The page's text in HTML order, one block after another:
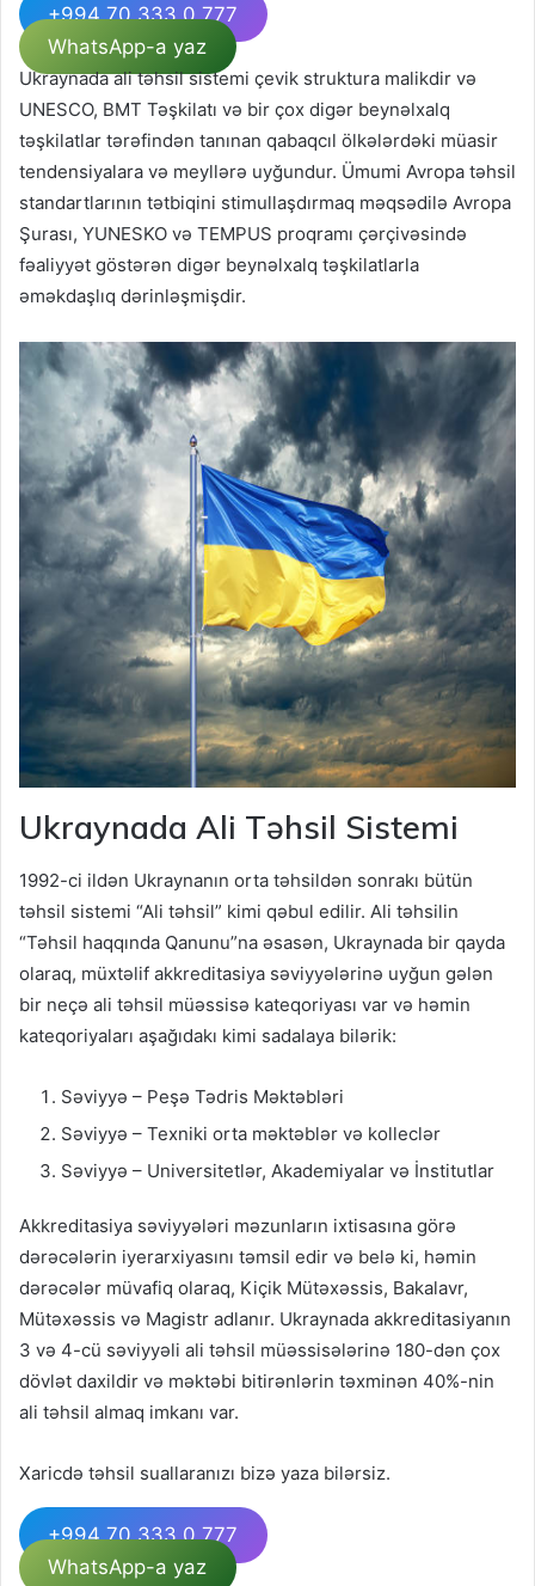
+994 70 333 0 777
WhatsApp-a yaz
Ukraynada ali təhsil sistemi çevik struktura malikdir və
UNESCO, BMT Təşkilatı və bir çox digər beynəlxalq
təşkilatlar tərəfindən tanınan qabaqcıl ölkələrdəki müasir
tendensiyalara və meyllərə uyğundur. Ümumi Avropa təhsil
standartlarının tətbiqini stimullaşdırmaq məqsədilə Avropa
Şurası, YUNESKO və TEMPUS proqramı çərçivəsində
fəaliyyət göstərən digər beynəlxalq təşkilatlarla
əməkdaşlıq dərinləşmişdir.
Ukraynada Ali Təhsil Sistemi
1992-ci ildən Ukraynanın orta təhsildən sonrakı bütün
təhsil sistemi “Ali təhsil” kimi qəbul edilir. Ali təhsilin
“Təhsil haqqında Qanunu”na əsasən, Ukraynada bir qayda
olaraq, müxtəlif akkreditasiya səviyyələrinə uyğun gələn
bir neçə ali təhsil müəssisə kateqoriyası var və həmin
kateqoriyaları aşağıdakı kimi sadalaya bilərik:
Səviyyə – Peşə Tədris Məktəbləri
Səviyyə – Texniki orta məktəblər və kolleclər
Səviyyə – Universitetlər, Akademiyalar və İnstitutlar
Akkreditasiya səviyyələri məzunların ixtisasına görə
dərəcələrin iyerarxiyasını təmsil edir və belə ki, həmin
dərəcələr müvafiq olaraq, Kiçik Mütəxəssis, Bakalavr,
Mütəxəssis və Magistr adlanır. Ukraynada akkreditasiyanın
3 və 4-cü səviyyəli ali təhsil müəssisələrinə 180-dən çox
dövlət daxildir və məktəbi bitirənlərin təxminən 40%-nin
ali təhsil almaq imkanı var.
Xaricdə təhsil suallaranızı bizə yaza bilərsiz.
+994 70 333 0 777
WhatsApp-a yaz